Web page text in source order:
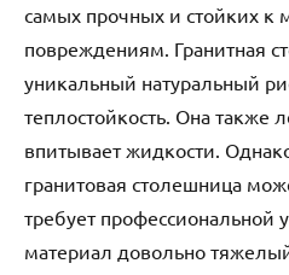
самых прочных и стойких к
повреждениям. Гранитная
уникальный натуральный
теплостойкость. Она также
впитывает жидкости.
гранитовая столешница
требует профессиональной
материал довольно